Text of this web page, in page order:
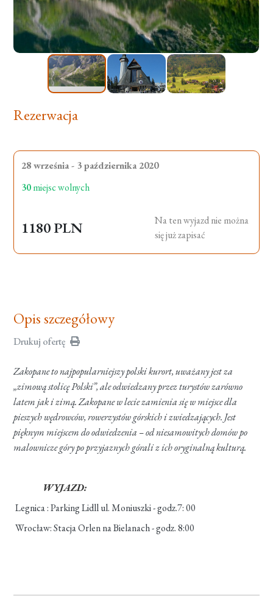
Rezerwacja
28 września - 3 października 2020
30miejsc wolnych
1180 PLN
Na ten wyjazd nie można
się już zapisać
Opis szczegółowy
Drukuj ofertę
Zakopane to najpopularniejszy polski kurort, uważany jest za
„zimową stolicę Polski”, ale odwiedzany przez turystów zarówno
latem jak i zimą. Zakopane w lecie zamienia się w miejsce dla
pieszych wędrowców, rowerzystów górskich i zwiedzających. Jest
pięknym miejscem do odwiedzenia – od niesamowitych domów po
malownicze góry po przyjaznych górali z ich oryginalną kulturą.
WYJAZD:
Legnica : Parking Lidll ul. Moniuszki - godz.7: 00
Wrocław: Stacja Orlen na Bielanach - godz. 8:00